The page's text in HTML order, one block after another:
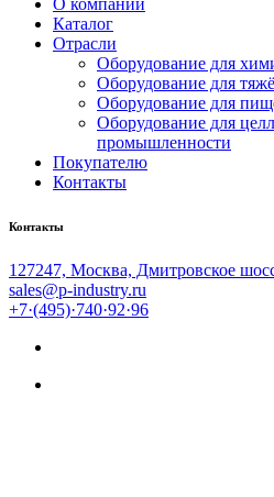
Каталог
Отрасли
Оборудование для
Оборудование для
Оборудование для
Оборудование для
промышленности
Покупателю
Контакты
Контакты
127247, Москва, Дмитровское
sales@p-industry.ru
+7·(495)·740·92·96